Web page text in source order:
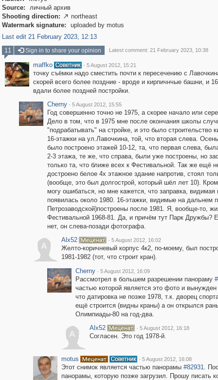
Source:
личный архив
Shooting direction:  northeast
Watermark signature:
uploaded by motus
Last edit 21 February 2023, 12:13
11
Sign in to share your opinion Latest comment: 21 February 2023, 10:38
maffko · 5 August 2012, 15:21
точку съёмки надо сместить почти к пересечению с
скорей всего более поздние - вроде и кирпичнчые башни, и
вдали более поздней постройки.
Cherny · 5 August 2012, 15:55
Год совершенно точно не 1975, а скорее начало или
Дело в том, что в 1975 мне после окончания школы
"подрабатывать" на стройке, и это было строительство
16-этажки на ул.Лавочкина, той, что вторая слева.
было построено этажей 10-12, та, что первая слева,
2-3 этажа, те же, что справа, были уже построены, но
только та, что ближе всех к Фестивальной. Так же ещё
достроено белое 4х этажное здание напротив, стоял
(вообще, это был долгострой, который шёл лет 10).
могу ошибаться, но мне кажется, что заправка, видимая
появилась около 1980. 16-этажки, видимые на дальнем
Петрозаводской)построены после 1981. Я, вообще-то,
Фестивальной 1968-81. Да, и причём тут Парк Дружбы?
нет, он слева-позади фотографа.
A
Alx52 · 5 August 2012, 16:02
Желто-коричневый корпус 4к2, по-моему, был
1981-1982 (тот, что строит кран).
Cherny · 5 August 2012, 16:09
Рассмотрел в большем разрешении панораму
частью которой является это фото и вынужден
что датировка не позже 1978, т.к. дворец
ещё строится (видны краны) а он открылся
Олимпиады-80 на год-два.
A
Alx52 · 5 August 2012, 16:18
Согласен. Это год 1978-й.
motus · 5 August 2012, 16:08
Этот снимок является частью панорамы #82931.
панорамы, которую позже загрузил. Прошу писать